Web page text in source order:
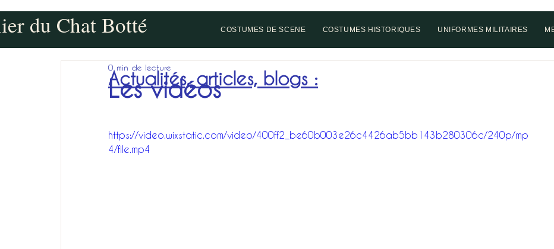
du Chat Botté COSTUMES DE SCENE COSTUMES HISTORIQUES UNIFORMES MILITAIRES
Les vidéos
0 min de lecture
https://video.wixstatic.com/video/400ff2_be60b003e26c4426ab5bb143b280306c/240p/mp
4/file.mp4
Actualités, articles, blogs :